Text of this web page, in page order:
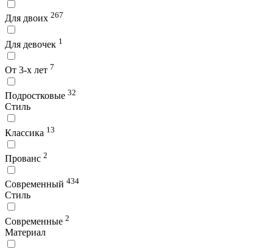
Для двоих 267
Для девочек 1
От 3-х лет 7
Подростковые 32
Стиль
Классика 13
Прованс 2
Современный 434
Стиль
Современные 2
Материал